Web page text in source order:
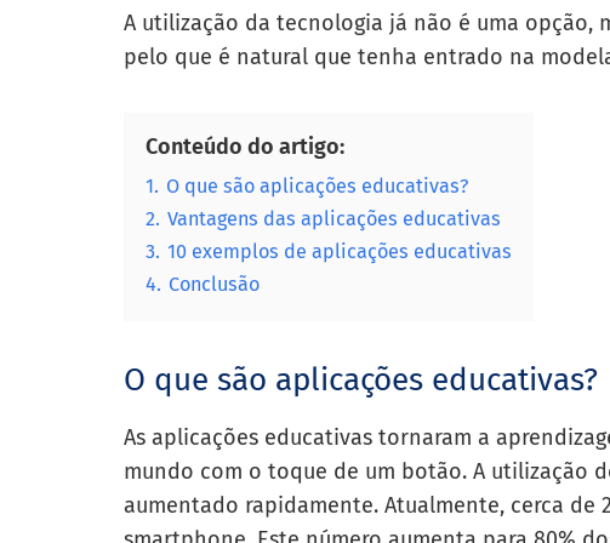
A utilização da tecnologia já não é uma opção,
pelo que é natural que tenha entrado na
Conteúdo do artigo:
1. O que são aplicações educativas?
2. Vantagens das aplicações educativas
3. 10 exemplos de aplicações educativas
4. Conclusão
O que são aplicações educativas?
As aplicações educativas tornaram a
mundo com o toque de um botão. A utilização
aumentado rapidamente. Atualmente, cerca de